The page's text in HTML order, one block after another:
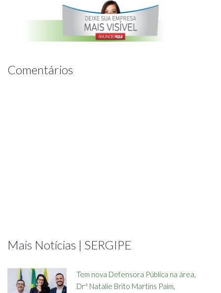
Comentários
Mais Notícias | SERGIPE
Tem nova Defensora Pública na área,
Drª Natalie Brito Martins Paim,